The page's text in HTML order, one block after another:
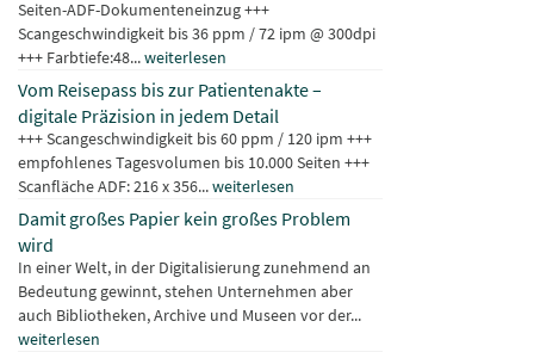
Seiten-ADF-Dokumenteneinzug +++
Scangeschwindigkeit bis 36 ppm / 72 ipm @ 300dpi
+++ Farbtiefe:48...weiterlesen
Vom Reisepass bis zur Patientenakte –
digitale Präzision in jedem Detail
+++ Scangeschwindigkeit bis 60 ppm / 120 ipm +++
empfohlenes Tagesvolumen bis 10.000 Seiten +++
Scanfläche ADF: 216 x 356...weiterlesen
Damit großes Papier kein großes Problem
wird
In einer Welt, in der Digitalisierung zunehmend an
Bedeutung gewinnt, stehen Unternehmen aber
auch Bibliotheken, Archive und Museen vor der...
weiterlesen